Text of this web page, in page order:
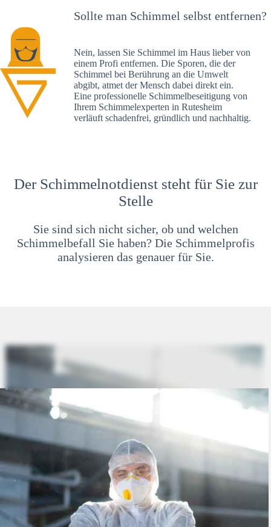
Sollte man Schimmel selbst entfernen?
Nein, lassen Sie Schimmel im Haus lieber von
einem Profi entfernen. Die Sporen, die der
Schimmel bei Berührung an die Umwelt
abgibt, atmet der Mensch dabei direkt ein.
Eine professionelle Schimmelbeseitigung von
Ihrem Schimmelexperten in Rutesheim
verläuft schadenfrei, gründlich und nachhaltig.
Der Schimmelnotdienst steht für Sie zur
Stelle
Sie sind sich nicht sicher, ob und welchen
Schimmelbefall Sie haben? Die Schimmelprofis
analysieren das genauer für Sie.